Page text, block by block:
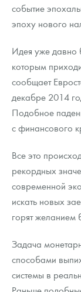
Ювелирные
Русская нумизматика
Золотая карманная
Наборы
Монеты и жетоны
Книги по
Положение по
событие
эпоху нового
Идея уже давно
которым
сообщает
декабре 2014
Подобное
с финансового
Все это
рекордных
современной
искать новых
горят желанием
Задача
способами
системы в